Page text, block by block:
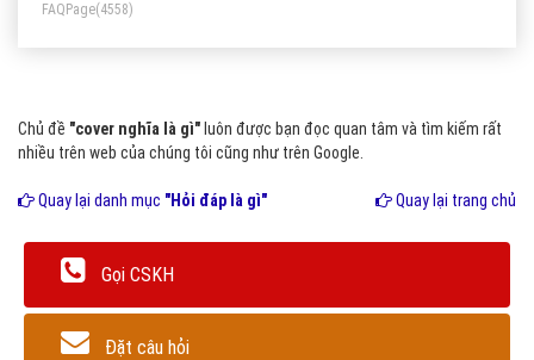
FAQPage(4558)
Chủ đề "cover nghĩa là gì" luôn được bạn đọc quan tâm và tìm kiếm rất
nhiều trên web của chúng tôi cũng như trên Google.
Quay lại danh mục "Hỏi đáp là gì" Quay lại trang chủ
Gọi CSKH
Đặt câu hỏi